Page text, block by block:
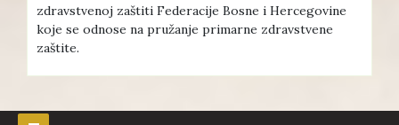
zdravstvenoj zaštiti Federacije Bosne i Hercegovine
koje se odnose na pružanje primarne zdravstvene
zaštite.